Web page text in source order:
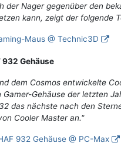
der Nager gegenüber den
kann, zeigt der folgende
Maus @ Technic3D
932 Gehäuse
dem Cosmos entwickelte
Gehäuse der letzten
das nächste nach den
Cooler Master an."
932 Gehäuse @ PC-Max